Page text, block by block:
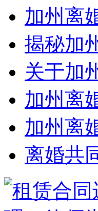
加州离
揭秘加
关于加
加州离
加州离
离婚共